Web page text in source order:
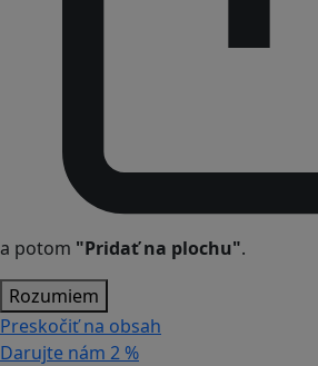
a potom "Pridať na plochu".
Rozumiem
Preskočiť na obsah
Darujte nám 2 %